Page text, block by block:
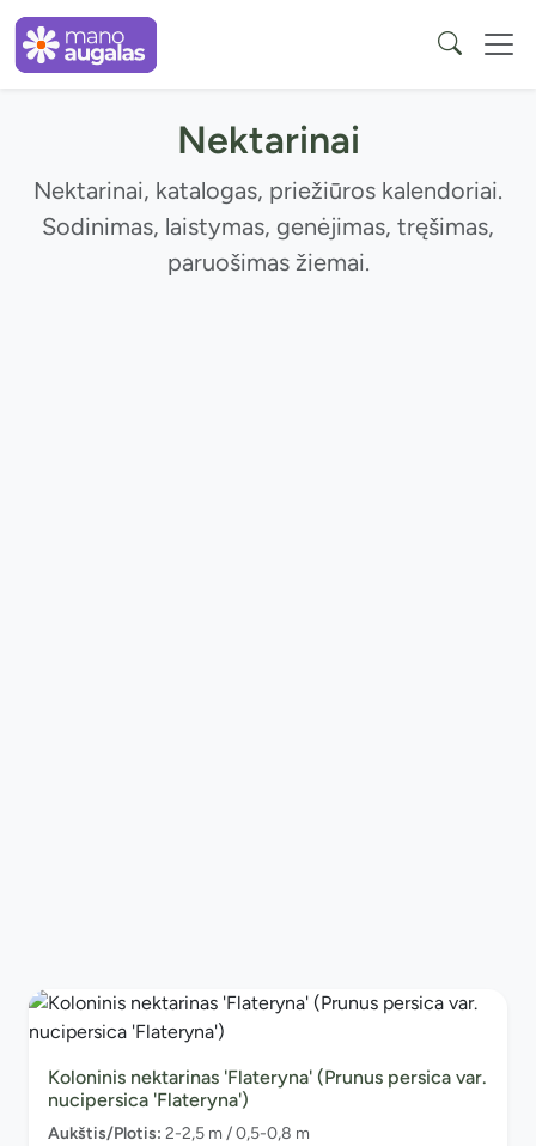
Nektarinai
Nektarinai, katalogas, priežiūros kalendoriai.
Sodinimas, laistymas, genėjimas, tręšimas,
paruošimas žiemai.
Koloninis nektarinas 'Flateryna' (Prunus persica var.
nucipersica 'Flateryna')
Aukštis/Plotis: 2-2,5 m / 0,5-0,8 m